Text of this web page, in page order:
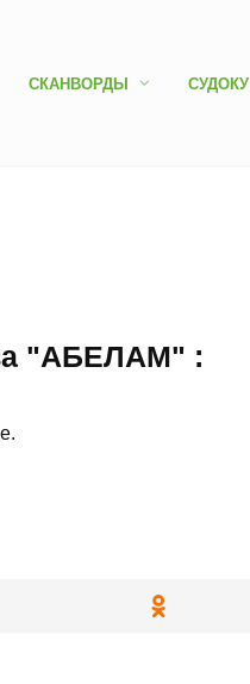
СКАНВОРДЫ СУДОКУ
"АБЕЛАМ" :